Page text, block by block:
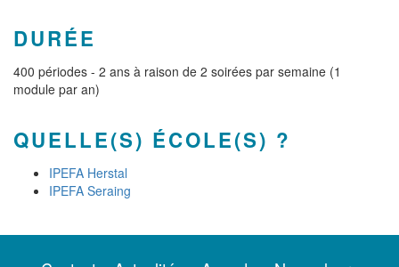
DURÉE
400 périodes - 2 ans à raison de 2 soirées par semaine (1
module par an)
QUELLE(S) ÉCOLE(S) ?
IPEFA Herstal
IPEFA Seraing